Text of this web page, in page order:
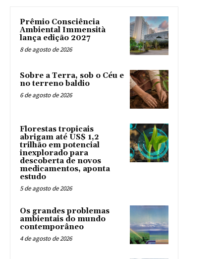
Prêmio Consciência
Ambiental Immensità
lança edição 2027
8 de agosto de 2026
Sobre a Terra, sob o Céu e
no terreno baldio
6 de agosto de 2026
Florestas tropicais
abrigam até US$ 1,2
trilhão em potencial
inexplorado para
descoberta de novos
medicamentos, aponta
estudo
5 de agosto de 2026
Os grandes problemas
ambientais do mundo
contemporâneo
4 de agosto de 2026